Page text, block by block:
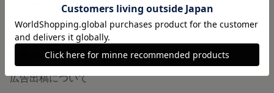
minneの本
企業の方へ
広告出稿について